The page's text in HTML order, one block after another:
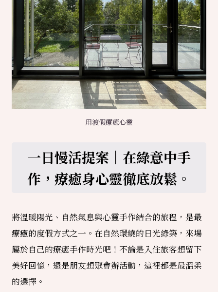
用渡假療癒心靈
一日慢活提案｜在綠意中手
作，療癒身心靈徹底放鬆。
將溫暖陽光、自然氣息與心靈手作結合的旅程，是最
療癒的度假方式之一。在自然環繞的日光綠築，來場
屬於自己的療癒手作時光吧！不論是入住旅客想留下
美好回憶，還是朋友想聚會辦活動，這裡都是最溫柔
的選擇。